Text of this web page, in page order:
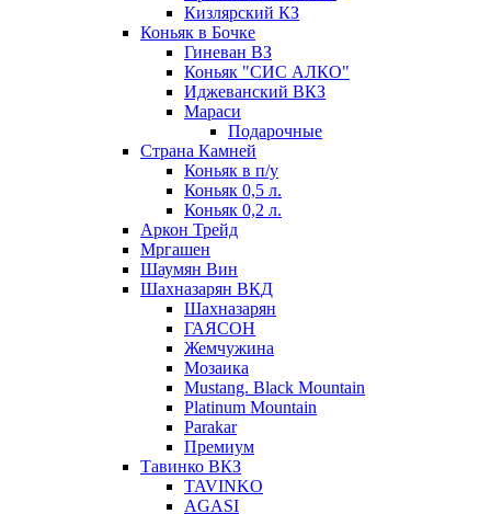
Кизлярский КЗ
Коньяк в Бочке
Гиневан ВЗ
Коньяк "СИС АЛКО"
Иджеванский ВКЗ
Мараси
Подарочные
Страна Камней
Коньяк в п/у
Коньяк 0,5 л.
Коньяк 0,2 л.
Аркон Трейд
Мргашен
Шаумян Вин
Шахназарян ВКД
Шахназарян
ГАЯСОН
Жемчужина
Мозаика
Mustang. Black Mountain
Platinum Mountain
Parakar
Премиум
Тавинко ВКЗ
TAVINKO
AGASI